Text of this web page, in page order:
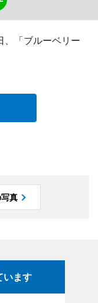
、「ブルーベリー
真
います